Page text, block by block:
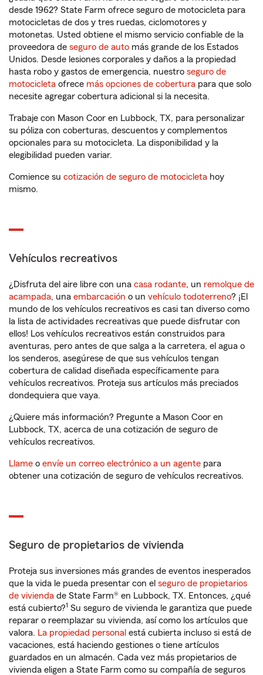
desde 1962? State Farm ofrece seguro de motocicleta para
motocicletas de dos y tres ruedas, ciclomotores y
motonetas. Usted obtiene el mismo servicio confiable de la
proveedora de seguro de auto más grande de los Estados
Unidos. Desde lesiones corporales y daños a la propiedad
hasta robo y gastos de emergencia, nuestro seguro de
motocicleta ofrece más opciones de cobertura para que solo
necesite agregar cobertura adicional si la necesita.
Trabaje con Mason Coor en Lubbock, TX, para personalizar
su póliza con coberturas, descuentos y complementos
opcionales para su motocicleta. La disponibilidad y la
elegibilidad pueden variar.
Comience su cotización de seguro de motocicleta hoy
mismo.
Vehículos recreativos
¿Disfruta del aire libre con una casa rodante, un remolque de
acampada, una embarcación o un vehículo todoterreno? ¡El
mundo de los vehículos recreativos es casi tan diverso como
la lista de actividades recreativas que puede disfrutar con
ellos! Los vehículos recreativos están construidos para
aventuras, pero antes de que salga a la carretera, el agua o
los senderos, asegúrese de que sus vehículos tengan
cobertura de calidad diseñada específicamente para
vehículos recreativos. Proteja sus artículos más preciados
dondequiera que vaya.
¿Quiere más información? Pregunte a Mason Coor en
Lubbock, TX, acerca de una cotización de seguro de
vehículos recreativos.
Llame o envíe un correo electrónico a un agente para
obtener una cotización de seguro de vehículos recreativos.
Seguro de propietarios de vivienda
Proteja sus inversiones más grandes de eventos inesperados
que la vida le pueda presentar con el seguro de propietarios
de vivienda de State Farm® en Lubbock, TX. Entonces, ¿qué
está cubierto?1 Su seguro de vivienda le garantiza que puede
reparar o reemplazar su vivienda, así como los artículos que
valora. La propiedad personal está cubierta incluso si está de
vacaciones, está haciendo gestiones o tiene artículos
guardados en un almacén. Cada vez más propietarios de
vivienda eligen a State Farm como su compañía de seguros